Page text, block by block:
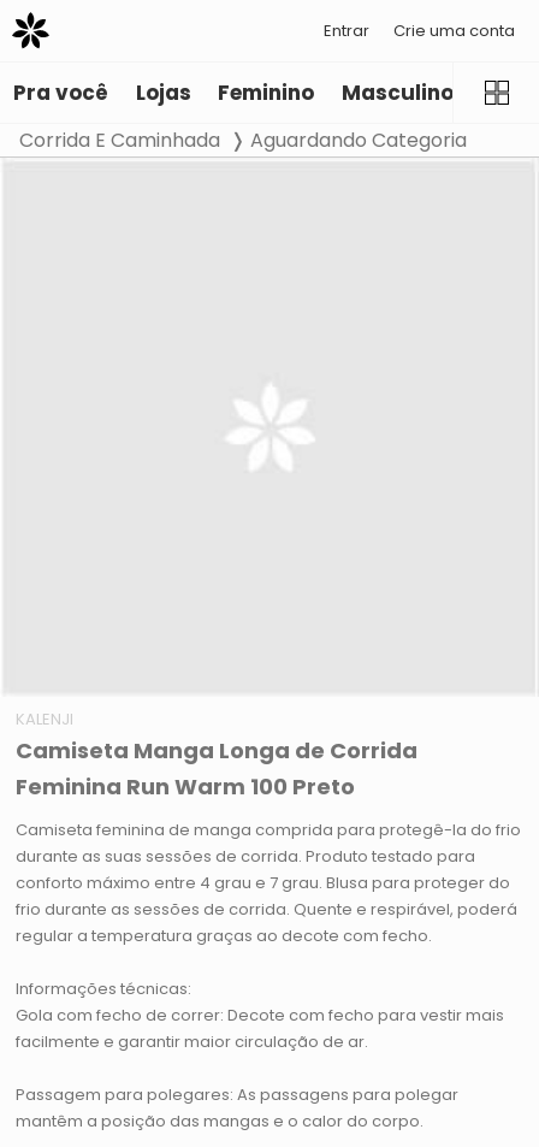
Entrar Crie uma conta
Pra você Lojas Feminino Masculino
Corrida E Caminhada Aguardando Categoria
KALENJI
Camiseta Manga Longa de Corrida
Feminina Run Warm 100 Preto
Camiseta feminina de manga comprida para protegê-la do frio
durante as suas sessões de corrida. Produto testado para
conforto máximo entre 4 grau e 7 grau. Blusa para proteger do
frio durante as sessões de corrida. Quente e respirável, poderá
regular a temperatura graças ao decote com fecho.
Informações técnicas:
Gola com fecho de correr: Decote com fecho para vestir mais
facilmente e garantir maior circulação de ar.
Passagem para polegares: As passagens para polegar
mantêm a posição das mangas e o calor do corpo.